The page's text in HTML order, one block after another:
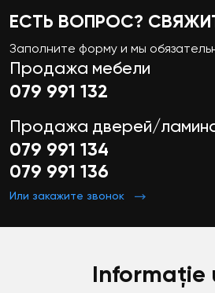
ЕСТЬ ВОПРОС?
Заполните форму и мы
Продажа мебели
079 991 132
Продажа дверей/
079 991 134
079 991 136
Или закажите звонок
Informație